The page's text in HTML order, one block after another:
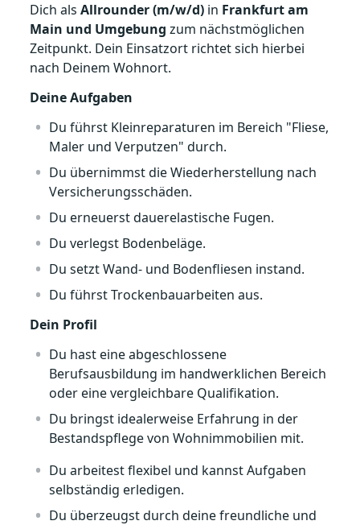
Dich alsAllrounder (m/w/d) in Frankfurt am
Main und Umgebungzum nächstmöglichen
Zeitpunkt. Dein Einsatzort richtet sich hierbei
nach Deinem Wohnort.
Deine Aufgaben
Du führst Kleinreparaturen im Bereich "Fliese,
Maler und Verputzen" durch.
Du übernimmst die Wiederherstellung nach
Versicherungsschäden.
Du erneuerst dauerelastische Fugen.
Du verlegst Bodenbeläge.
Du setzt Wand- und Bodenfliesen instand.
Du führst Trockenbauarbeiten aus.
Dein Profil
Du hast eine abgeschlossene
Berufsausbildung im handwerklichen Bereich
oder eine vergleichbare Qualifikation.
Du bringst idealerweise Erfahrung in der
Bestandspflege von Wohnimmobilien mit.
Du arbeitest flexibel und kannst Aufgaben
selbständig erledigen.
Du überzeugst durch deine freundliche und